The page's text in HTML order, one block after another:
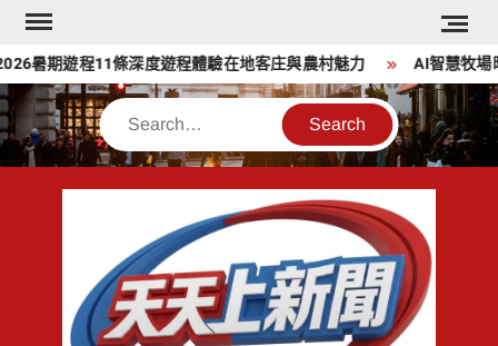
Skip
content
期遊程11條深度遊程體驗在地客庄與農村魅力 AI智慧牧場時
Search